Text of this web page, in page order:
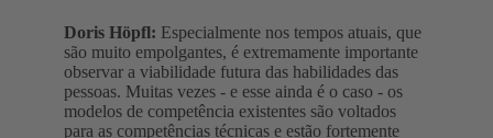
Doris Höpfl: Especialmente nos tempos atuais, que
são muito empolgantes, é extremamente importante
observar a viabilidade futura das habilidades das
pessoas. Muitas vezes - e esse ainda é o caso - os
modelos de competência existentes são voltados
para as competências técnicas e estão fortemente